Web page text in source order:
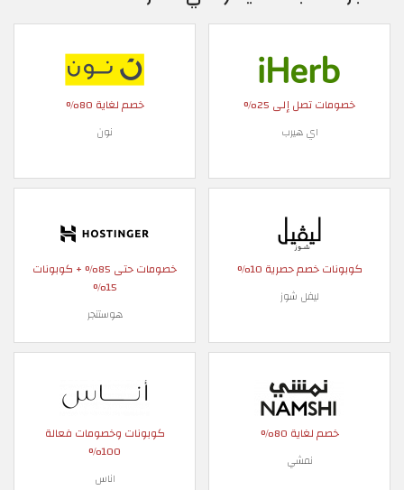
خصومات تصل إلى 25%
اي هيرب
خصم لغاية 80%
نون
كوبونات خصم حصرية 10%
ليفل شوز
خصومات حتى 85% + كوبونات
15%
هوستنجر
خصم لغاية 80%
نمشي
كوبونات وخصومات فعالة
100%
اناس